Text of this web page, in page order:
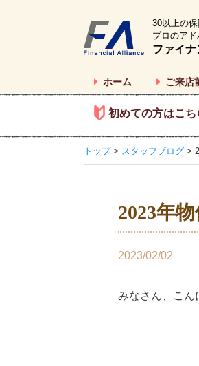
30以上の
プロのアド
ファイ
ホーム ご来店
初めての方はこち
トップ> スタッフブログ >
2023年
2023/02/02
みなさん、こん